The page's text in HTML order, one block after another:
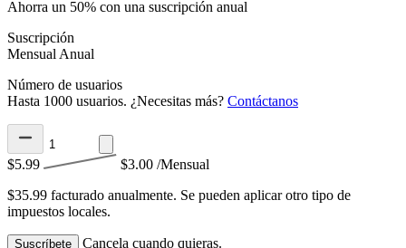
Ahorra un 50% con una suscripción anual
Suscripción
Mensual Anual
Número de usuarios
Hasta 1000 usuarios. ¿Necesitas más? Contáctanos
$5.99 $3.00 /Mensual
$35.99 facturado anualmente. Se pueden aplicar otro tipo de
impuestos locales.
Suscríbete Cancela cuando quieras.